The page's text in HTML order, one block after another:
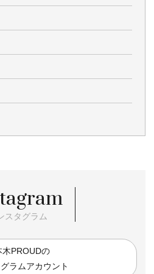
スタグラム
木PROUDの
ラムアカウント